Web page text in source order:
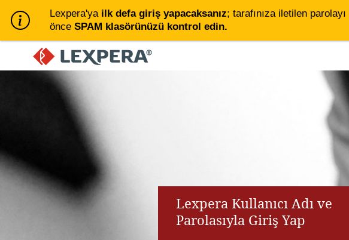
Lexpera'ya ilk defa giriş yapacaksanız; tarafınıza iletilen parolayı
önce SPAM klasörünüzü kontrol edin.
Lexpera Kullanıcı Adı ve
Parolasıyla Giriş Yap